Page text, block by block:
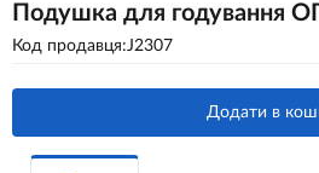
Подушка для годування
Код продавця:J2307
Додати в